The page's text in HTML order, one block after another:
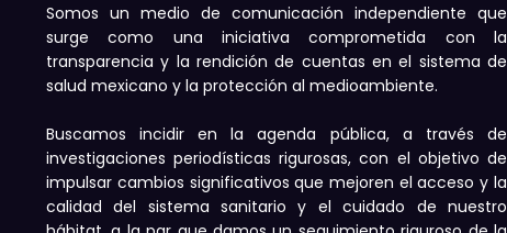
Somos un medio de comunicación independiente que
surge como una iniciativa comprometida con la
transparencia y la rendición de cuentas en el sistema de
salud mexicano y la protección al medioambiente.
Buscamos incidir en la agenda pública, a través de
investigaciones periodísticas rigurosas, con el objetivo de
impulsar cambios significativos que mejoren el acceso y la
calidad del sistema sanitario y el cuidado de nuestro